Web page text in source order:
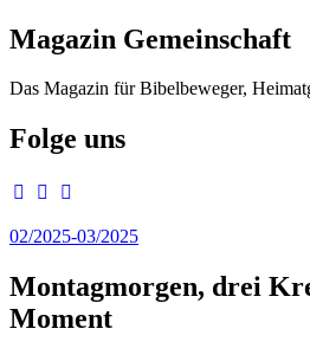
Magazin Gemeinschaft
Das Magazin für Bibelbeweger,
Folge uns
02/2025-03/2025
Montagmorgen, drei
Moment